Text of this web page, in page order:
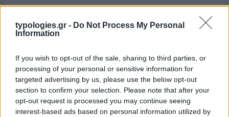
typologies.gr - Do Not Process My Personal
Information
If you wish to opt-out of the sale, sharing to third parties, or
processing of your personal or sensitive information for
targeted advertising by us, please use the below opt-out
section to confirm your selection. Please note that after your
opt-out request is processed you may continue seeing
interest-based ads based on personal information utilized by
Νέα μέρα μεταδόσης για το “Mega
Stories”
07/02/2022